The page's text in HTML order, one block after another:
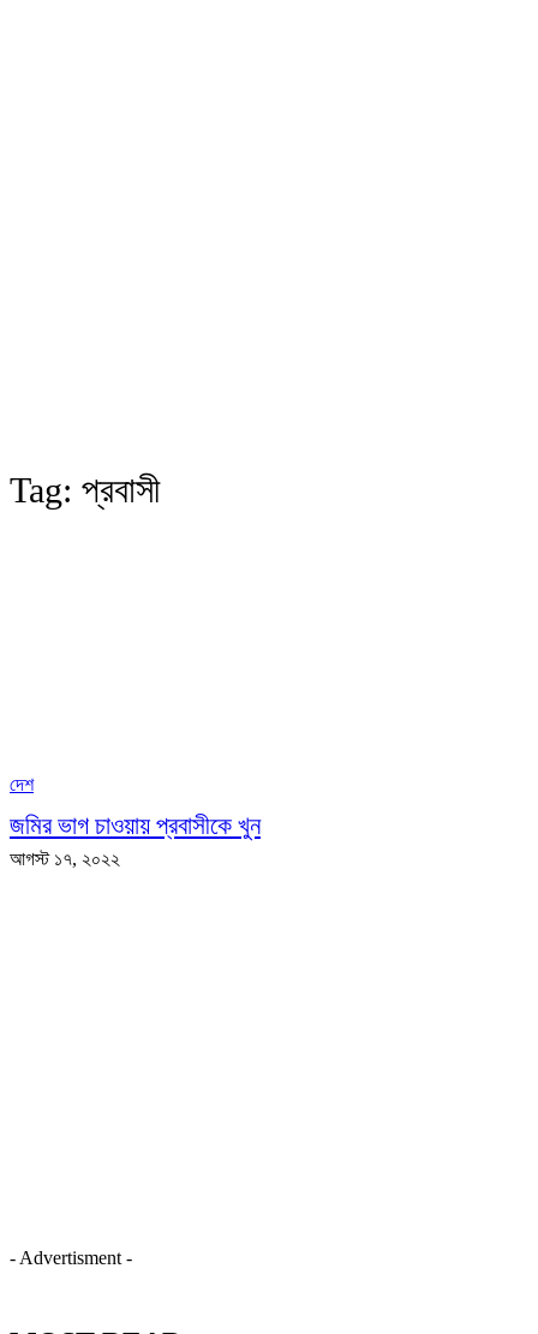
Tag: প্রবাসী
দেশ
জমির ভাগ চাওয়ায় প্রবাসীকে খুন
আগস্ট ১৭, ২০২২
- Advertisment -